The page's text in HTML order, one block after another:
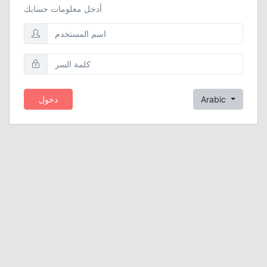
أدخل معلومات حسابك
دخول Arabic